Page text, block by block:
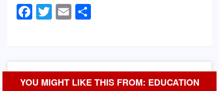
Facebook
Twitter
Email
YOU MIGHT LIKE THIS FROM: EDUCATION